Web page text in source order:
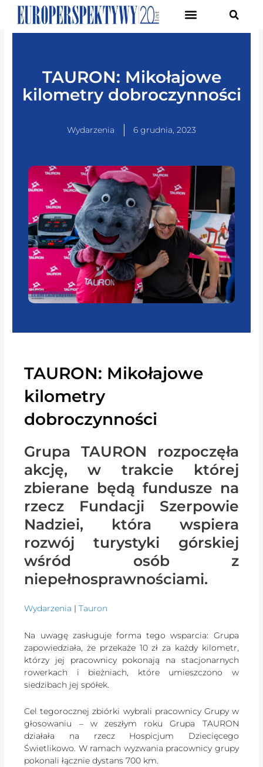
TAURON: Mikołajowe
kilometry dobroczynności
Wydarzenia 6 grudnia, 2023
TAURON: Mikołajowe
kilometry
dobroczynności
Grupa TAURON rozpoczęła
akcję, w trakcie której
zbierane będą fundusze na
rzecz Fundacji Szerpowie
Nadziei, która wspiera
rozwój turystyki górskiej
wśród osób z
niepełnosprawnościami.
Wydarzenia |Tauron
Na uwagę zasługuje forma tego wsparcia: Grupa
zapowiedziała, że przekaże 10 zł za każdy kilometr,
którzy jej pracownicy pokonają na stacjonarnych
rowerkach i bieżniach, które umieszczono w
siedzibach jej spółek.
Cel tegorocznej zbiórki wybrali pracownicy Grupy w
głosowaniu – w zeszłym roku Grupa TAURON
działała na rzecz Hospicjum Dziecięcego
Świetlikowo. W ramach wyzwania pracownicy grupy
pokonali łącznie dystans 700 km.